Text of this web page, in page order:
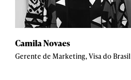
Camila Novaes
Gerente de Marketing, Visa do Brasil